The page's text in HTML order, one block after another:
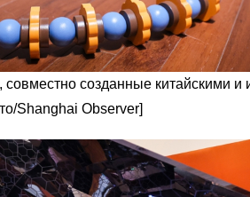
совместно созданные китайскими
Shanghai Observer]